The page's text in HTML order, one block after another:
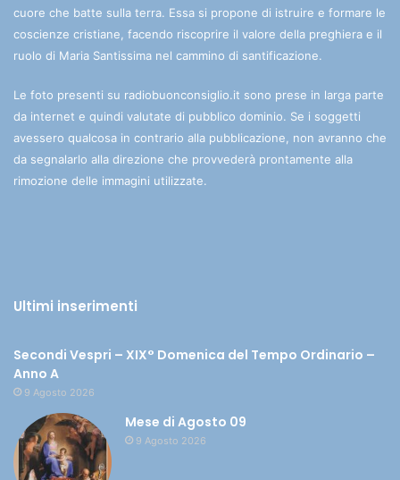
cuore che batte sulla terra. Essa si propone di istruire e formare le
coscienze cristiane, facendo riscoprire il valore della preghiera e il
ruolo di Maria Santissima nel cammino di santificazione.
Le foto presenti su radiobuonconsiglio.it sono prese in larga parte
da internet e quindi valutate di pubblico dominio. Se i soggetti
avessero qualcosa in contrario alla pubblicazione, non avranno che
da segnalarlo alla direzione che provvederà prontamente alla
rimozione delle immagini utilizzate.
Ultimi inserimenti
Secondi Vespri – XIX° Domenica del Tempo Ordinario –
Anno A
9 Agosto 2026
Mese di Agosto 09
9 Agosto 2026